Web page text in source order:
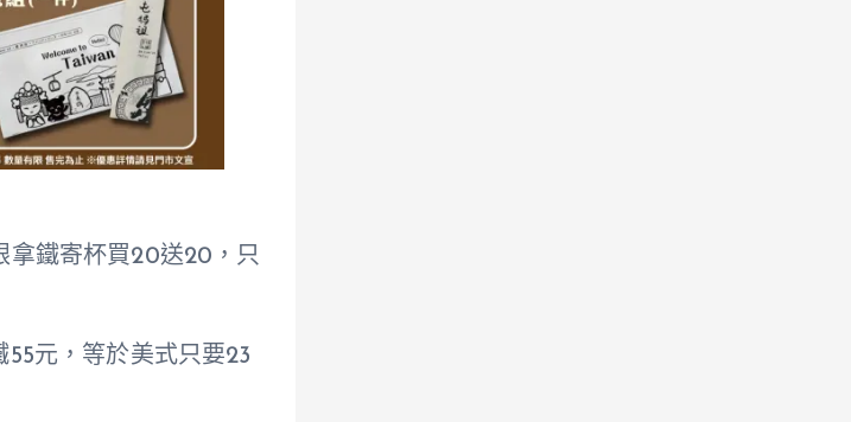
拿鐵寄杯買20送20，只
元，等於美式只要23